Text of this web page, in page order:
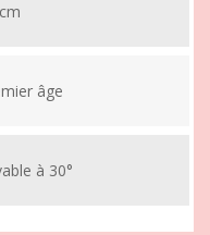
âge
à 30°